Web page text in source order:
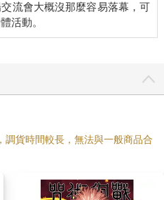
流會大概沒那麼容易落幕，可
貨時間較長，無法與一般商品合